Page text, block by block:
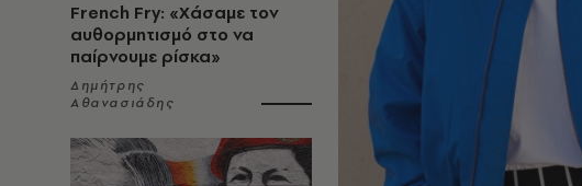
French Fry: «Χάσαμε τον
αυθορμητισμό στο να
παίρνουμε ρίσκα»
Δημήτρης
Αθανασιάδης